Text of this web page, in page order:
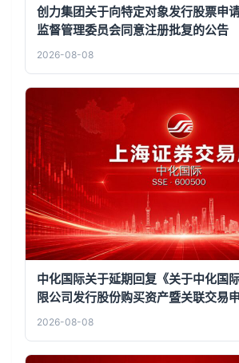
创力集团关于向特定对象发行股票申
监督管理委员会同意注册批复的公告
2026-08-08
中化国际关于延期回复《关于中化国
限公司发行股份购买资产暨关联交易
函》的公告
2026-08-08